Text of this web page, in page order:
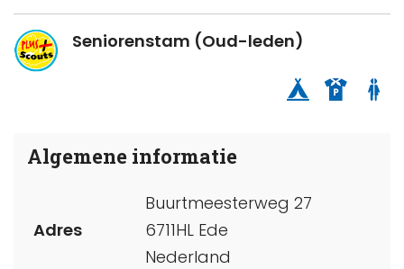
Seniorenstam (Oud-leden)
Algemene informatie
Adres
Buurtmeesterweg 27
6711HL Ede
Nederland